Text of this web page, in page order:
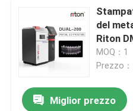
del
Riton
MOQ：1
Prezzo
Miglior prezzo